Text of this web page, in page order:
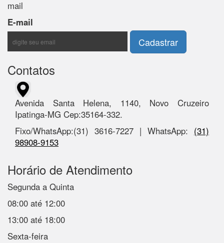
mail
E-mail
Contatos
Avenida Santa Helena, 1140, Novo Cruzeiro
Ipatinga-MG Cep:35164-332.
Fixo/WhatsApp:(31) 3616-7227 | WhatsApp: (31)
98908-9153
Horário de Atendimento
Segunda a Quinta
08:00 até 12:00
13:00 até 18:00
Sexta-feira